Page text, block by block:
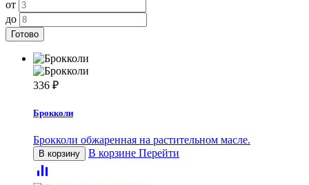
от
до
Готово
336 ₽
Брокколи
Брокколи обжаренная на растительном масле.
В корзину В корзине Перейти